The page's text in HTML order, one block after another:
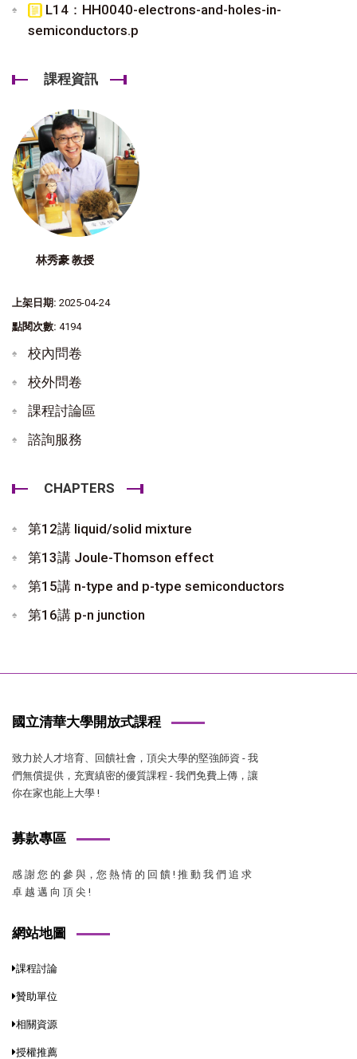
L14：HH0040-electrons-and-holes-in-
semiconductors.p
課程資訊
林秀豪 教授
上架日期: 2025-04-24
點閱次數: 4194
校內問卷
校外問卷
課程討論區
諮詢服務
CHAPTERS
第12講 liquid/solid mixture
第13講 Joule-Thomson effect
第15講 n-type and p-type semiconductors
第16講 p-n junction
國立清華大學開放式課程
致力於人才培育、回饋社會，頂尖大學的堅強師資 - 我
們無償提供，充實縝密的優質課程 - 我們免費上傳，讓
你在家也能上大學 !
募款專區
感 謝 您 的 參 與，您 熱 情 的 回 饋 ! 推 動 我 們 追 求
卓 越 邁 向 頂 尖 !
網站地圖
課程討論
贊助單位
相關資源
授權推薦